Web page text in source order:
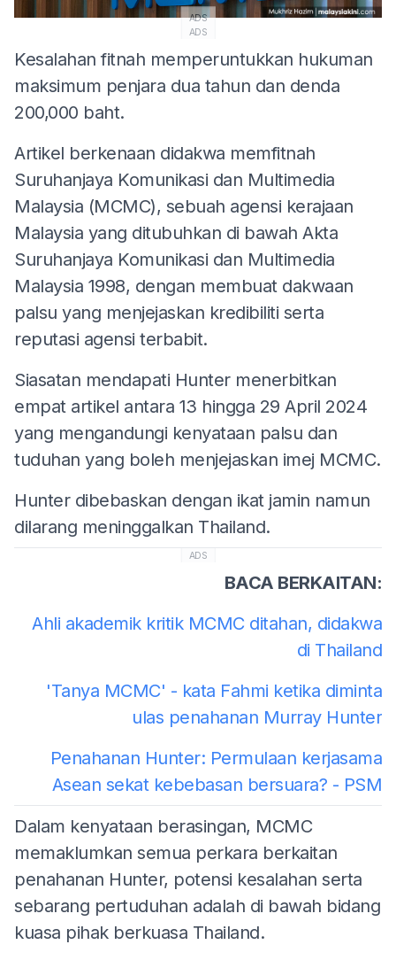
ADS
ADS
Kesalahan fitnah memperuntukkan hukuman
maksimum penjara dua tahun dan denda
200,000 baht.
Artikel berkenaan didakwa memfitnah
Suruhanjaya Komunikasi dan Multimedia
Malaysia (MCMC), sebuah agensi kerajaan
Malaysia yang ditubuhkan di bawah Akta
Suruhanjaya Komunikasi dan Multimedia
Malaysia 1998, dengan membuat dakwaan
palsu yang menjejaskan kredibiliti serta
reputasi agensi terbabit.
Siasatan mendapati Hunter menerbitkan
empat artikel antara 13 hingga 29 April 2024
yang mengandungi kenyataan palsu dan
tuduhan yang boleh menjejaskan imej MCMC.
Hunter dibebaskan dengan ikat jamin namun
dilarang meninggalkan Thailand.
ADS
BACA BERKAITAN:
Ahli akademik kritik MCMC ditahan, didakwa
di Thailand
'Tanya MCMC' - kata Fahmi ketika diminta
ulas penahanan Murray Hunter
Penahanan Hunter: Permulaan kerjasama
Asean sekat kebebasan bersuara? - PSM
Dalam kenyataan berasingan, MCMC
memaklumkan semua perkara berkaitan
penahanan Hunter, potensi kesalahan serta
sebarang pertuduhan adalah di bawah bidang
kuasa pihak berkuasa Thailand.